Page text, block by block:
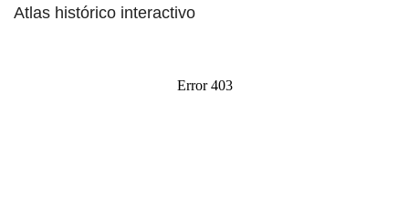
Atlas histórico interactivo